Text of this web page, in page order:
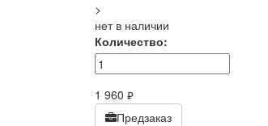
>
нет в наличии
Количество:
1 960 руб.
Предзаказ